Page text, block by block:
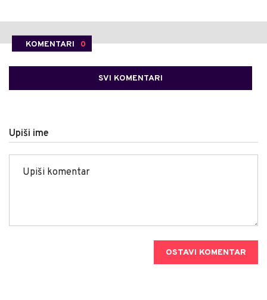
KOMENTARI 0
SVI KOMENTARI
Upiši ime
OSTAVI KOMENTAR